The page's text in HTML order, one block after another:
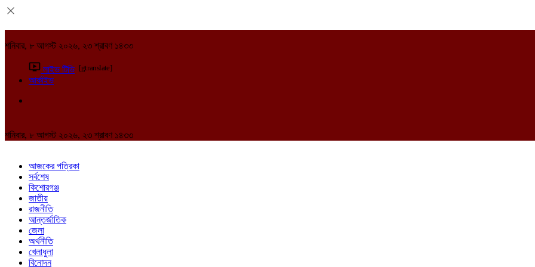
শনিবার, ৮ আগস্ট ২০২৬, ২৩ শ্রাবণ ১৪৩৩
লাইভ টিভি [gtranslate]
আর্কাইভ
শনিবার, ৮ আগস্ট ২০২৬, ২৩ শ্রাবণ ১৪৩৩
আজকের পত্রিকা
সর্বশেষ
কিশোরগঞ্জ
জাতীয়
রাজনীতি
আন্তর্জাতিক
জেলা
অর্থনীতি
খেলাধুলা
বিনোদন